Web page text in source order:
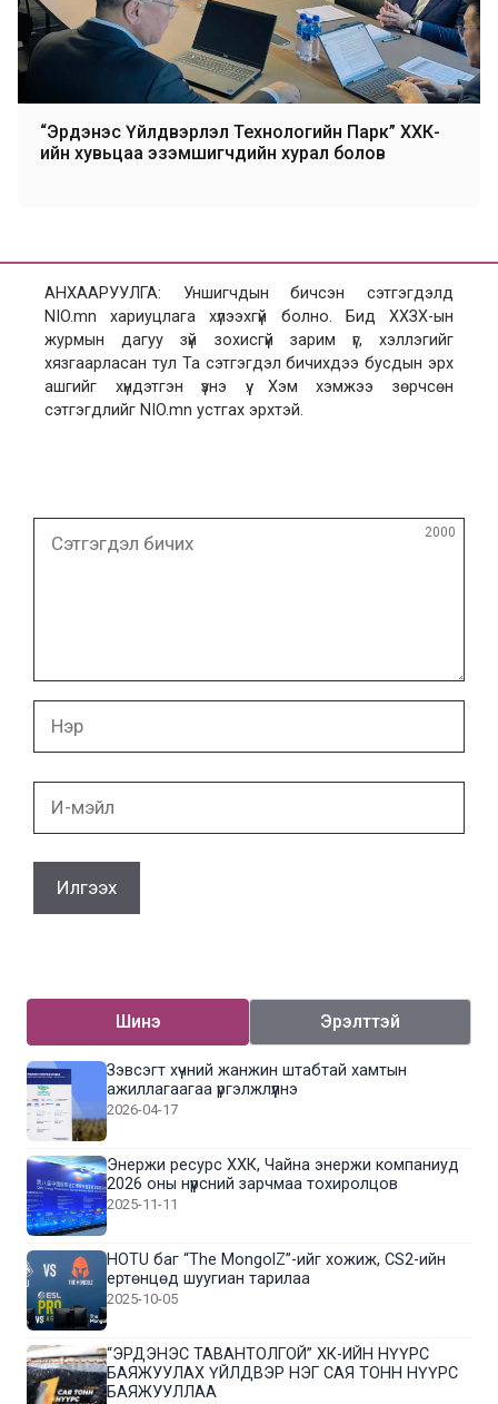
“Эрдэнэс Үйлдвэрлэл Технологийн Парк” ХХК-
ийн хувьцаа эзэмшигчдийн хурал болов
АНХААРУУЛГА: Уншигчдын бичсэн сэтгэгдэлд
NIO.mn хариуцлага хүлээхгүй болно. Бид ХХЗХ-ын
журмын дагуу зүй зохисгүй зарим үг, хэллэгийг
хязгаарласан тул Та сэтгэгдэл бичихдээ бусдын эрх
ашгийг хүндэтгэн үзнэ үү. Хэм хэмжээ зөрчсөн
сэтгэгдлийг NIO.mn устгах эрхтэй.
2000
мэйл
Шинэ Эрэлттэй
Зэвсэгт хүчний жанжин штабтай хамтын
ажиллагаагаа үргэлжлүүлнэ
2026-04-17
Энержи ресурс ХХК, Чайна энержи компаниуд
2026 оны нүүрсний зарчмаа тохиролцов
2025-11-11
HOTU баг “The MongolZ”-ийг хожиж, CS2-ийн
ертөнцөд шуугиан тарилаа
2025-10-05
“ЭРДЭНЭС ТАВАНТОЛГОЙ” ХК-ИЙН НҮҮРС
БАЯЖУУЛАХ ҮЙЛДВЭР НЭГ САЯ ТОНН НҮҮРС
БАЯЖУУЛЛАА